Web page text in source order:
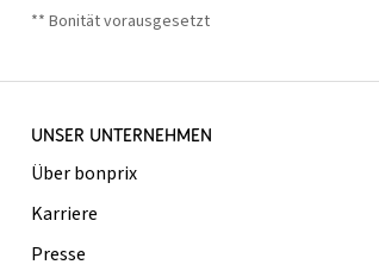
** Bonität vorausgesetzt
UNSER UNTERNEHMEN
Über bonprix
Karriere
Presse